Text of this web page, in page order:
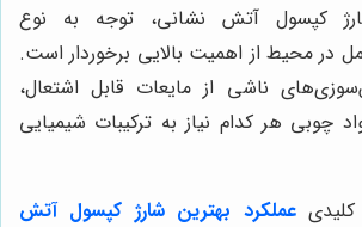
کپسول آتش نشانی، توجه به نوع
محیط از اهمیت بالایی برخوردار است.
ناشی از مایعات قابل اشتعال،
چوبی هر کدام نیاز به ترکیبات شیمیایی
کلیدیعملکرد بهترین شارژ کپسول آتش